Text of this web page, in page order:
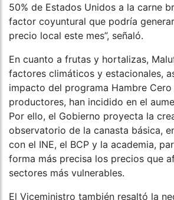
50% de Estados Unidos a la carne
factor coyuntural que podría
precio local este mes”, señaló.
En cuanto a frutas y hortalizas,
factores climáticos y estacionales,
impacto del programa Hambre
productores, han incidido en el
Por ello, el Gobierno proyecta la
observatorio de la canasta básica,
con el INE, el BCP y la academia,
forma más precisa los precios que
sectores más vulnerables.
El Viceministro también resaltó la